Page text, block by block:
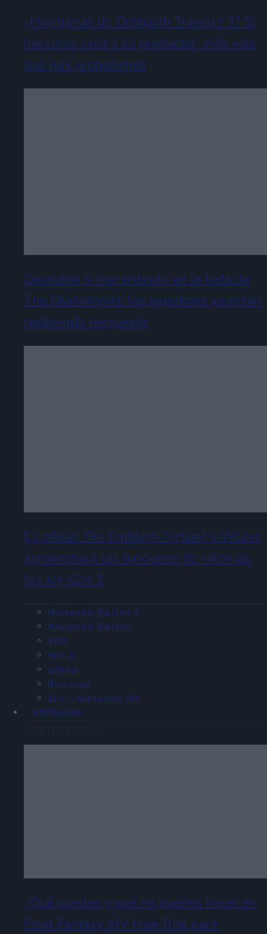
¿Hay ganas de Octopath Traveler 3? Si
hacemos caso a su productor, más vale
que nos preparemos
Descubre si has entrado en la beta de
The Duskbloods: los jugadores ya están
recibiendo respuesta
Es oficial: Fire Emblem Fortune’s Weave
aprovechará las funciones de ratón de
los Joy-Con 2
Nintendo Switch 2
Nintendo Switch
3DS
Wii U
eShop
Rumores
Era – Nintendo NX
ARTÍCULOS
¿Qué puedes y qué no puedes hacer en
Final Fantasy XIV Free Trial para